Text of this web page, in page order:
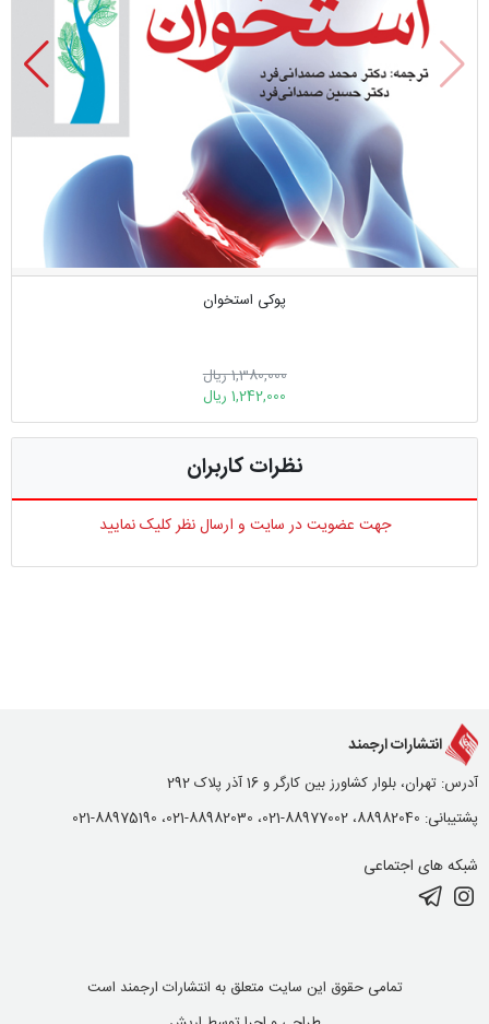
پوکی استخوان
1,380,000 ریال
1,242,000 ریال
نظرات کاربران
جهت عضویت در سایت و ارسال نظر کلیک نمایید
انتشارات ارجمند
آدرس: تهران، بلوار کشاورز بین کارگر و 16 آذر پلاک 292
پشتیبانی: 88982040، 88977002-021، 88982030-021، 88975190-021
شبکه های اجتماعی
تمامی حقوق این سایت متعلق به انتشارات ارجمند است